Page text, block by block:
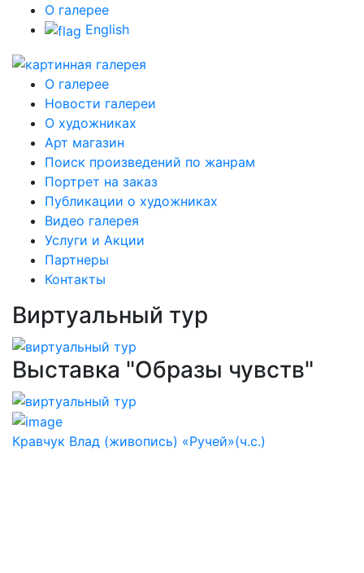
О галерее
English
О галерее
Новости галереи
О художниках
Арт магазин
Поиск произведений по жанрам
Портрет на заказ
Публикации о художниках
Видео галерея
Услуги и Акции
Партнеры
Контакты
Виртуальный тур
Выставка "Образы чувств"
Кравчук Влад (живопись) «Ручей»(ч.с.)